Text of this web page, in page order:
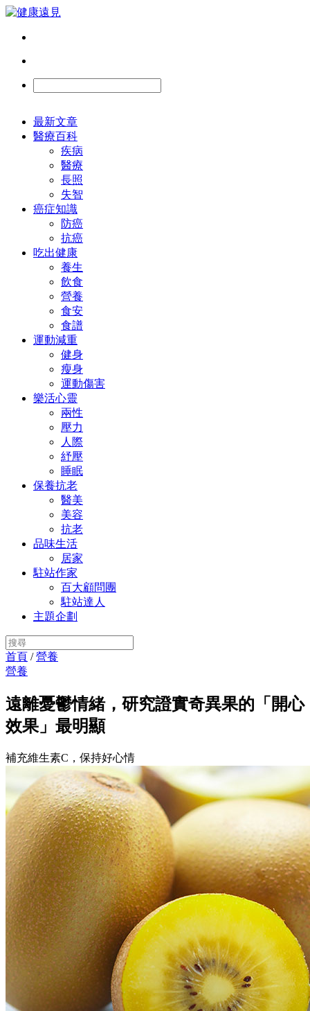
最新文章
醫療百科
疾病
醫療
長照
失智
癌症知識
防癌
抗癌
吃出健康
養生
飲食
營養
食安
食譜
運動減重
健身
瘦身
運動傷害
樂活心靈
兩性
壓力
人際
紓壓
睡眠
保養抗老
醫美
美容
抗老
品味生活
居家
駐站作家
百大顧問團
駐站達人
主題企劃
首頁 /營養
營養
遠離憂鬱情緒，研究證實奇異果的「開心
效果」最明顯
補充維生素C，保持好心情